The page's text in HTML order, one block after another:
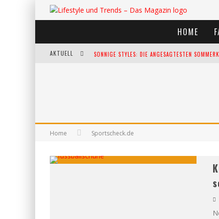
HOME
AKTUELL SONNIGE STYLES: DIE ANGESAGTESTEN
Home Sportscheck.de